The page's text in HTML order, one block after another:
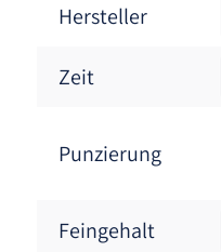
Hersteller
Zeit
Punzierung
Feingehalt